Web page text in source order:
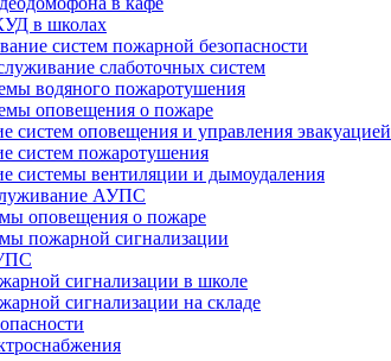
в школах
систем пожарной безопасности
слаботочных систем
водяного пожаротушения
оповещения о пожаре
систем оповещения и управления эвакуацией
систем пожаротушения
системы вентиляции и дымоудаления
АУПС
оповещения о пожаре
пожарной сигнализации
сигнализации в школе
сигнализации на складе